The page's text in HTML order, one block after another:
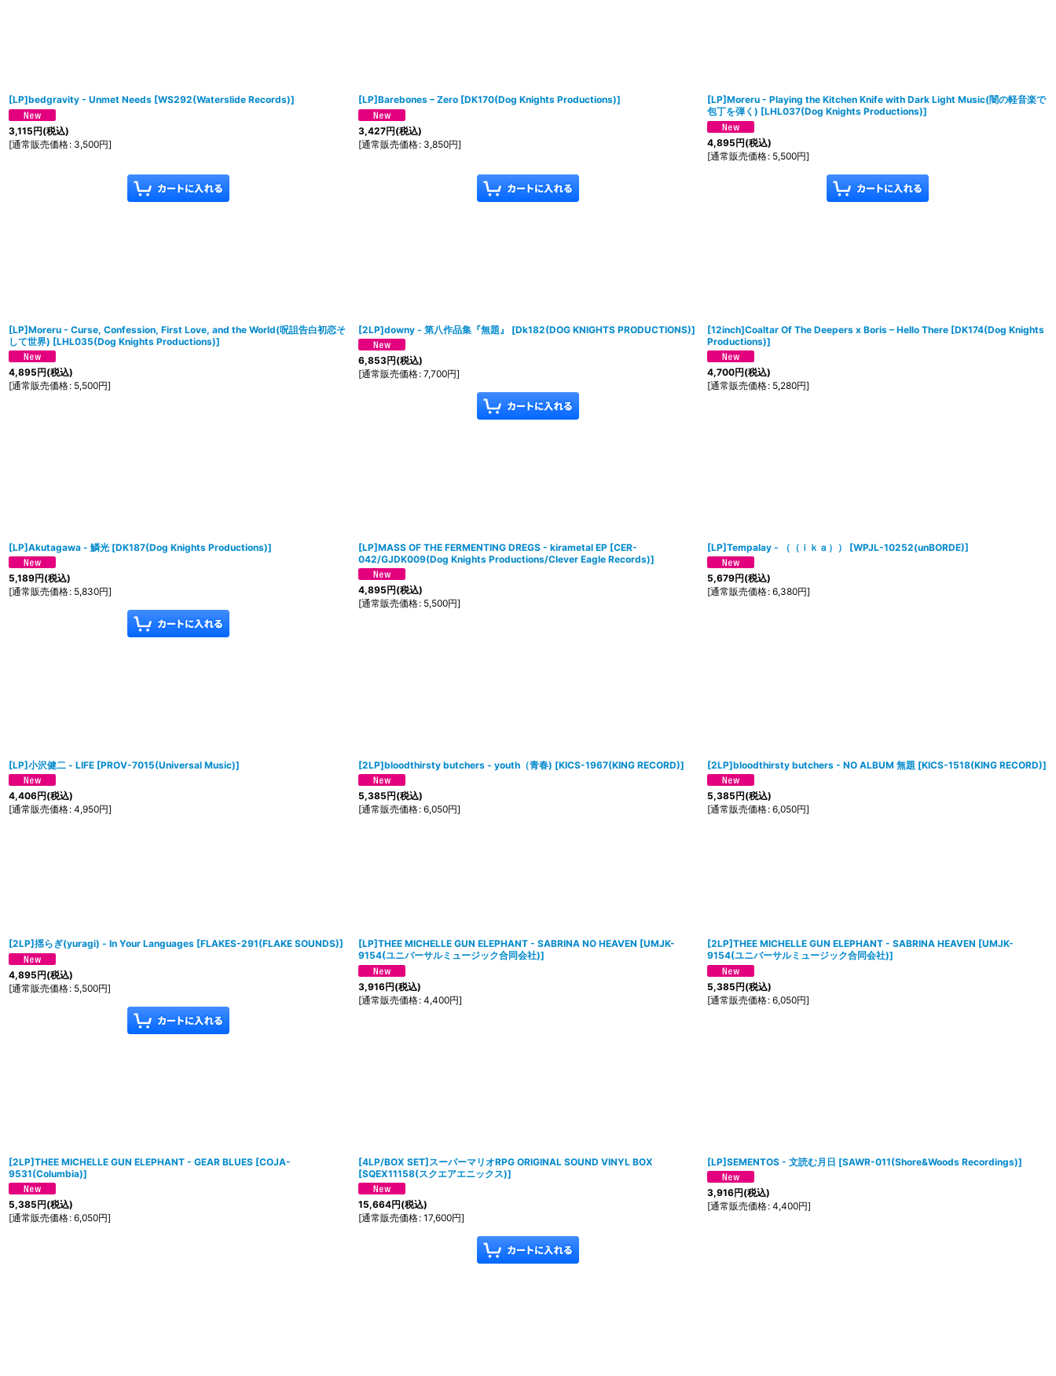
[LP]bedgravity - Unmet Needs [WS292(Waterslide Records)]
3,115円(税込)
[通常販売価格: 3,500円]
[LP]Barebones – Zero [DK170(Dog Knights Productions)]
3,427円(税込)
[通常販売価格: 3,850円]
[LP]Moreru - Playing the Kitchen Knife with Dark Light Music(闇の軽音楽で
包丁を弾く) [LHL037(Dog Knights Productions)]
4,895円(税込)
[通常販売価格: 5,500円]
[LP]Moreru - Curse, Confession, First Love, and the World(呪詛告白初恋そ
して世界) [LHL035(Dog Knights Productions)]
4,895円(税込)
[通常販売価格: 5,500円]
[2LP]downy - 第八作品集『無題』 [Dk182(DOG KNIGHTS PRODUCTIONS)]
6,853円(税込)
[通常販売価格: 7,700円]
[12inch]Coaltar Of The Deepers x Boris – Hello There [DK174(Dog Knights
Productions)]
4,700円(税込)
[通常販売価格: 5,280円]
[LP]Akutagawa - 鱗光 [DK187(Dog Knights Productions)]
5,189円(税込)
[通常販売価格: 5,830円]
[LP]MASS OF THE FERMENTING DREGS - kirametal EP [CER-
042/GJDK009(Dog Knights Productions/Clever Eagle Records)]
4,895円(税込)
[通常販売価格: 5,500円]
[LP]Tempalay - （（ｉｋａ）） [WPJL-10252(unBORDE)]
5,679円(税込)
[通常販売価格: 6,380円]
[LP]小沢健二 - LIFE [PROV-7015(Universal Music)]
4,406円(税込)
[通常販売価格: 4,950円]
[2LP]bloodthirsty butchers - youth（青春) [KICS-1967(KING RECORD)]
5,385円(税込)
[通常販売価格: 6,050円]
[2LP]bloodthirsty butchers - NO ALBUM 無題 [KICS-1518(KING RECORD)]
5,385円(税込)
[通常販売価格: 6,050円]
[2LP]揺らぎ(yuragi) - In Your Languages [FLAKES-291(FLAKE SOUNDS)]
4,895円(税込)
[通常販売価格: 5,500円]
[LP]THEE MICHELLE GUN ELEPHANT - SABRINA NO HEAVEN [UMJK-
9154(ユニバーサルミュージック合同会社)]
3,916円(税込)
[通常販売価格: 4,400円]
[2LP]THEE MICHELLE GUN ELEPHANT - SABRINA HEAVEN [UMJK-
9154(ユニバーサルミュージック合同会社)]
5,385円(税込)
[通常販売価格: 6,050円]
[2LP]THEE MICHELLE GUN ELEPHANT - GEAR BLUES [COJA-
9531(Columbia)]
5,385円(税込)
[通常販売価格: 6,050円]
[4LP/BOX SET]スーパーマリオRPG ORIGINAL SOUND VINYL BOX
[SQEX11158(スクエアエニックス)]
15,664円(税込)
[通常販売価格: 17,600円]
[LP]SEMENTOS - 文読む月日 [SAWR-011(Shore&Woods Recordings)]
3,916円(税込)
[通常販売価格: 4,400円]